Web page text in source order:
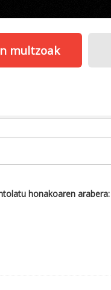
multzoak
honakoaren arabera